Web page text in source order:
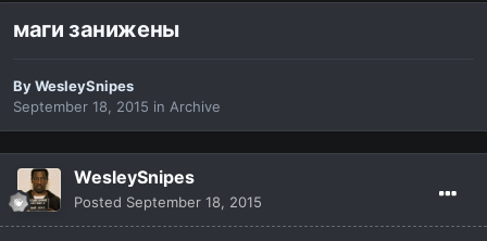
маги занижены
ByWesleySnipes
September 18, 2015 in Archive
WesleySnipes
Posted September 18, 2015